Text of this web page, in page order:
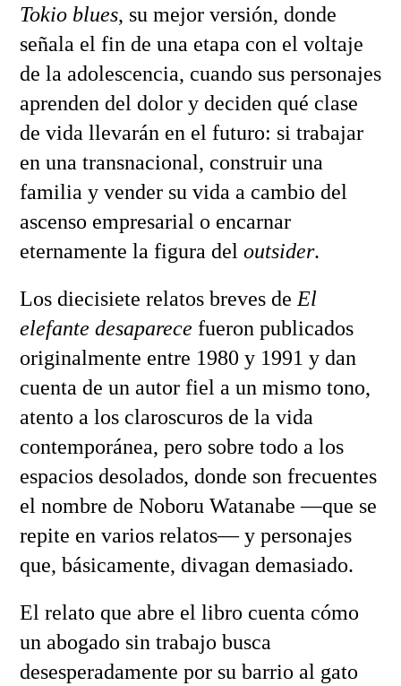
Tokio blues, su mejor versión, donde
señala el fin de una etapa con el voltaje
de la adolescencia, cuando sus personajes
aprenden del dolor y deciden qué clase
de vida llevarán en el futuro: si trabajar
en una transnacional, construir una
familia y vender su vida a cambio del
ascenso empresarial o encarnar
eternamente la figura del outsider.
Los diecisiete relatos breves de El
elefante desaparece fueron publicados
originalmente entre 1980 y 1991 y dan
cuenta de un autor fiel a un mismo tono,
atento a los claroscuros de la vida
contemporánea, pero sobre todo a los
espacios desolados, donde son frecuentes
el nombre de Noboru Watanabe —que se
repite en varios relatos— y personajes
que, básicamente, divagan demasiado.
El relato que abre el libro cuenta cómo
un abogado sin trabajo busca
desesperadamente por su barrio al gato